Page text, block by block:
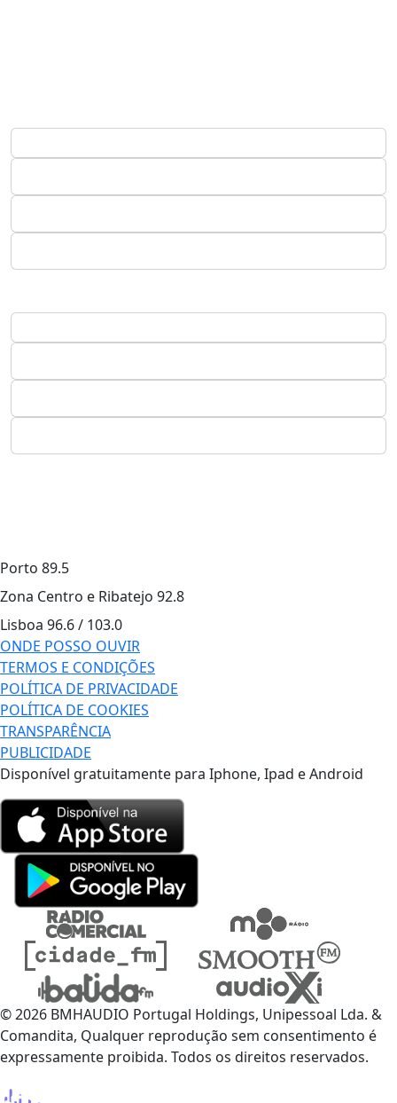
Porto 89.5
Zona Centro e Ribatejo 92.8
Lisboa 96.6 / 103.0
ONDE POSSO OUVIR
TERMOS E CONDIÇÕES
POLÍTICA DE PRIVACIDADE
POLÍTICA DE COOKIES
TRANSPARÊNCIA
PUBLICIDADE
Disponível gratuitamente para Iphone, Ipad e Android
© 2026 BMHAUDIO Portugal Holdings, Unipessoal Lda. &
Comandita, Qualquer reprodução sem consentimento é
expressamente proibida. Todos os direitos reservados.